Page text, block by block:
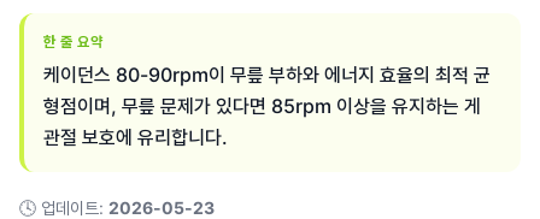
한 줄 요약
케이던스 80-90rpm이 무릎 부하와 에너지 효율의 최적 균
형점이며, 무릎 문제가 있다면 85rpm 이상을 유지하는 게
관절 보호에 유리합니다.
🕓 업데이트: 2026-05-23